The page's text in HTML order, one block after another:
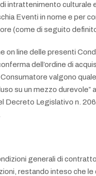
intrattenimento culturale
Eventi in nome e per
(come di seguito
on line delle presenti
dell’ordine di
valgono
su un mezzo durevole”
Decreto Legislativo n.
generali di
restando inteso che le